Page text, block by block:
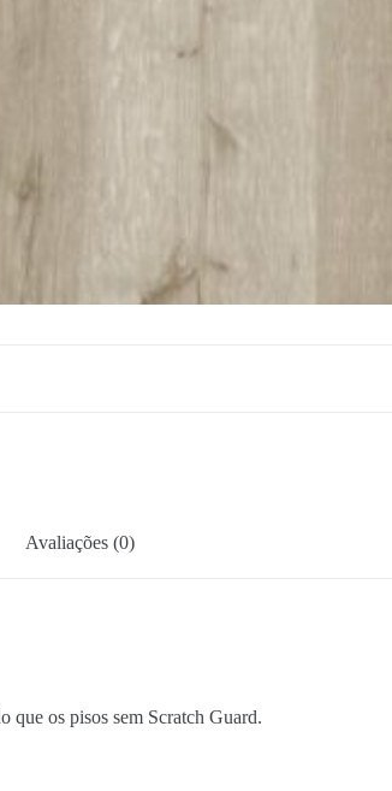
Avaliações (0)
que os pisos sem Scratch Guard.